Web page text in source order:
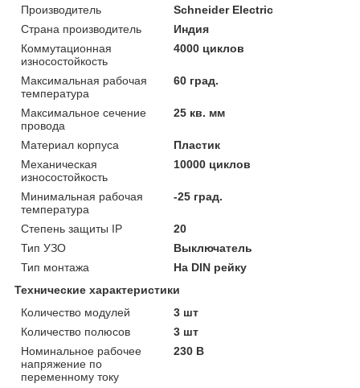
Производитель
Schneider Electric
Страна производитель
Индия
Коммутационная
износостойкость
4000 циклов
Максимальная рабочая
температура
60 град.
Максимальное сечение
провода
25 кв. мм
Материал корпуса
Пластик
Механическая
износостойкость
10000 циклов
Минимальная рабочая
температура
-25 град.
Степень защиты IP
20
Тип УЗО
Выключатель
Тип монтажа
На DIN рейку
Технические характеристики
Количество модулей
3 шт
Количество полюсов
3 шт
Номинальное рабочее
напряжение по
переменному току
230 В